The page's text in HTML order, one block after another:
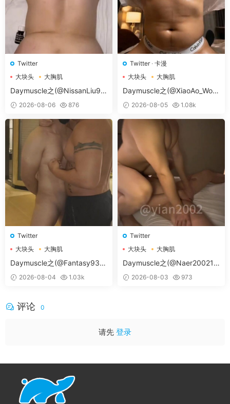
Twitter
大块头
大胸肌
大胸肌肉男
Daymuscle之(@NissanLiu98
-@Nissan98）
2026-08-06 876
Twitter· 卡漫
大块头
大胸肌
大胸肌肉男
Daymuscle之(@XiaoAo_Worl
d-@XiaoAo.art）
2026-08-05 1.08k
Twitter
大块头
大胸肌
大胸肌肉男
Daymuscle之(@Fantasy938
15579-@孔控Kong）
2026-08-04 1.03k
Twitter
大块头
大胸肌
大胸肌肉男
Daymuscle之(@Naer20021-
@纳尔）
2026-08-03 973
评论 0
请先 登录